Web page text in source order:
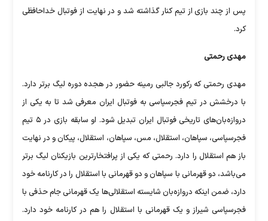
پس از چند بازی از تیم کنار گذاشته شد و در نهایت از فوتبال خداحافظی
کرد.
مهدی رحمتی
مهدی رحمتی که رکورد جالبی رمینه حضور در هجده دوره لیگ برتر دارد.
با درخشش در تیم فجرسپاسی به فوتبال ایران معرفی شد تا به یکی از
دروازه‌بان‌های تاریخی فوتبال ایران تبدیل شود. او سابقه بازی در ۵ تیم
فجرسپاسی، سپاهان، استقلال، مس، سپاهان، استقلال، پیکان و در نهایت
باز هم استقلال را دارد. رحمتی که یکی از پرافتخارترین بازیکنان لیگ برتر
می‌باشد، دو قهرمانی با سپاهان و دو قهرمانی با استقلال را در کارنامه خود
دارد، ضمن اینکه دروازه‌بان شایسته استقلالی‌ها یک قهرمانی جام حذفی با
فجرسپاسی شیراز و یک قهرمانی با استقلال را هم در کارنامه خود دارد.